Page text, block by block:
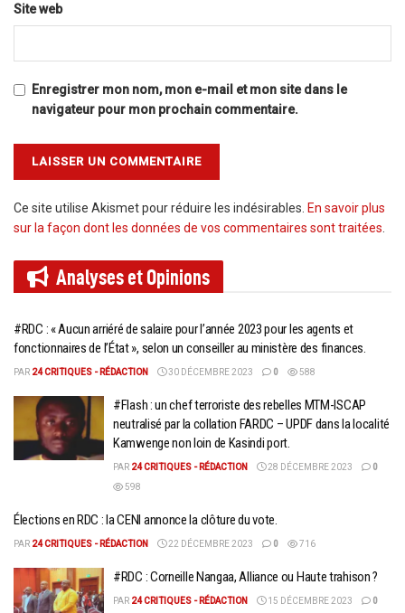
Site web
Enregistrer mon nom, mon e-mail et mon site dans le
navigateur pour mon prochain commentaire.
Ce site utilise Akismet pour réduire les indésirables. En savoir plus
sur la façon dont les données de vos commentaires sont traitées.
Analyses etOpinions
#RDC : « Aucun arriéré de salaire pour l’année 2023 pour les agents et
fonctionnaires de l’État », selon un conseiller au ministère des finances.
PAR 24 CRITIQUES - RÉDACTION 30 DÉCEMBRE 2023 0 588
#Flash : un chef terroriste des rebelles MTM-ISCAP
neutralisé par la collation FARDC – UPDF dans la localité
Kamwenge non loin de Kasindi port.
PAR 24 CRITIQUES - RÉDACTION 28 DÉCEMBRE 2023
0
598
Élections en RDC : la CENI annonce la clôture du vote.
PAR 24 CRITIQUES - RÉDACTION 22 DÉCEMBRE 2023 0 716
#RDC : Corneille Nangaa, Alliance ou Haute trahison ?
PAR 24 CRITIQUES - RÉDACTION 15 DÉCEMBRE 2023
0